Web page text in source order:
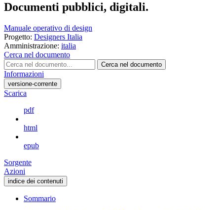
Documenti pubblici, digitali.
Manuale operativo di design
Progetto: Designers Italia
Amministrazione: italia
Cerca nel documento
Cerca nel documento
Informazioni
versione-corrente
Scarica
pdf
html
epub
Sorgente
Azioni
indice dei contenuti
Sommario